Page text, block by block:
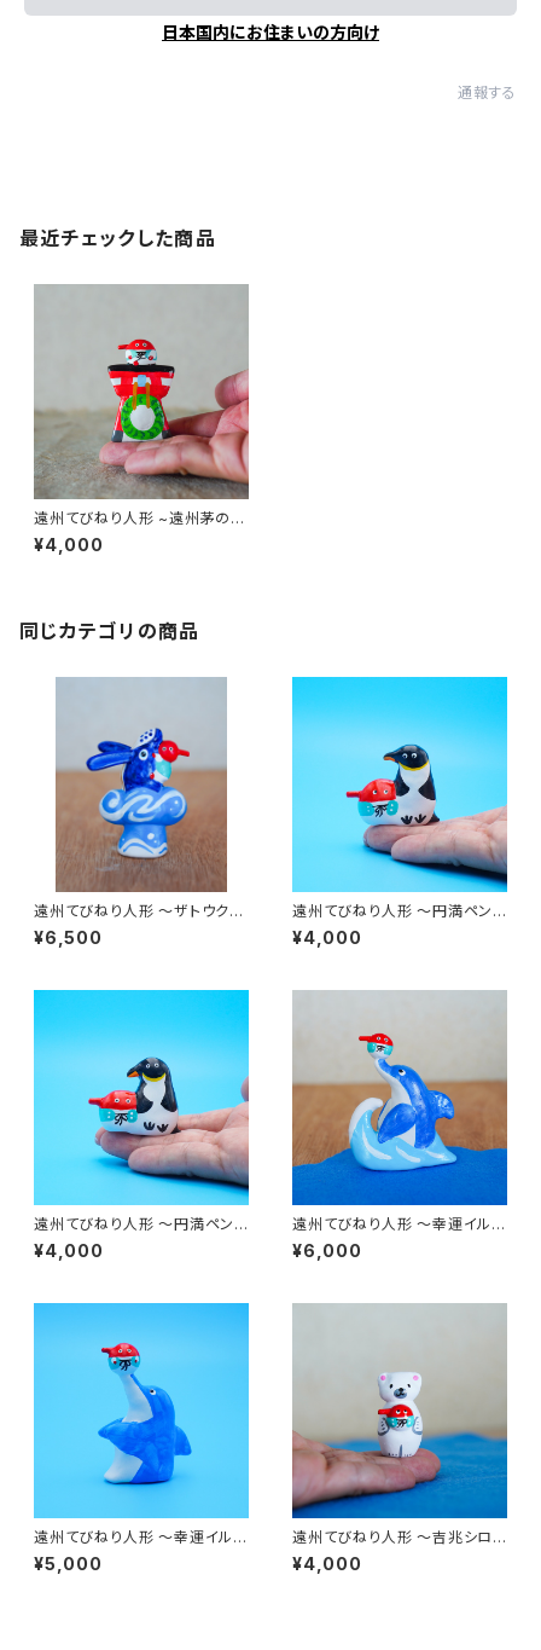
日本国内にお住まいの方向け
通報する
最近チェックした商品
遠州てびねり人形 ~遠州茅の輪
くぐり~｜高さ約5cm
¥4,000
同じカテゴリの商品
遠州てびねり人形 〜ザトウクジ
ラ〜 ｜高さ約7cm
¥6,500
遠州てびねり人形 〜円満ペンギ
ン〜 ｜高さ約4.5cm
¥4,000
遠州てびねり人形 〜円満ペンギ
ン〜 ｜高さ約4.5cm
¥4,000
遠州てびねり人形 〜幸運イル
カ〜 ｜高さ約9.5cm
¥6,000
遠州てびねり人形 〜幸運イル
カ〜 ｜高さ約7.5cm
¥5,000
遠州てびねり人形 〜吉兆シロク
マ〜 ｜高さ約5cm
¥4,000